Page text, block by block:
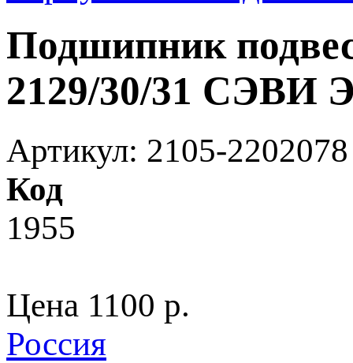
Подшипник
2129/30/31 СЭВИ
Артикул: 2105-2202078
Код
1955
Цена 1100 p.
Россия